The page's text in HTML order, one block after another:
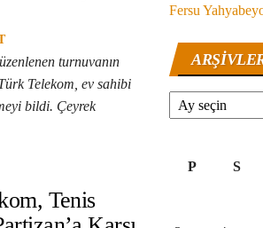
turnuvanın
Telekom, ev sahibi
bildi. Çeyrek
Tenis
Fersu
Arşivler
P
S